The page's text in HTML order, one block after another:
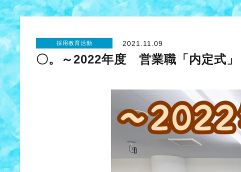
採用教育活動 2021.11.09
〇。～2022年度 営業職「内定式」